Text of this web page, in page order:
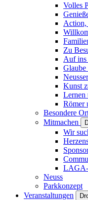
Volles
Action,
Zu
Auf ins
Glaube
Kunst
Lernen
Römer
Besondere
Mitmachen
Wir
LAGA-
Neuss
Parkkonzept
Veranstaltungen